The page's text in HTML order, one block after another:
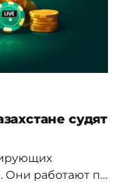
судят
Они работают по